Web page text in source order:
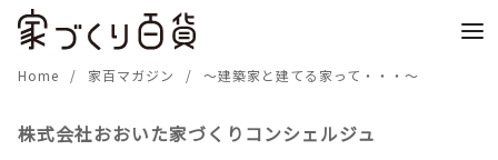
Home 家百マガジン ～建築家と建てる家って・・・～
株式会社おおいた家づくりコンシェルジュ